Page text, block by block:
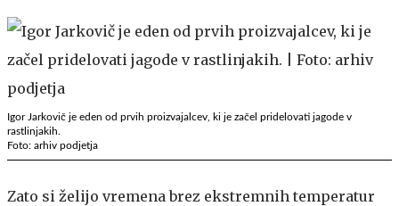
Igor Jarkovič je eden od prvih proizvajalcev, ki je začel pridelovati jagode v
rastlinjakih.
Foto: arhiv podjetja
Zato si želijo vremena brez ekstremnih temperatur